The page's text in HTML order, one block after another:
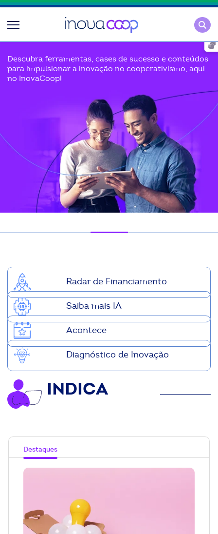
Descubra ferramentas, cases de sucesso e conteúdos
para impulsionar a inovação no cooperativismo, aqui
no InovaCoop!
Radar de Financiamento
Saiba mais IA
Acontece
Diagnóstico de Inovação
INDICA
Destaques